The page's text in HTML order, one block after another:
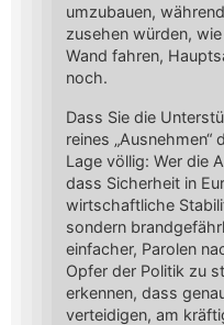
umzubauen,
zusehen würden,
Wand fahren,
noch.
Dass Sie die
reines
Lage völlig: Wer die
dass Sicherheit in
wirtschaftliche
sondern
einfacher, Parolen
Opfer der Politik zu
erkennen, dass
verteidigen, am